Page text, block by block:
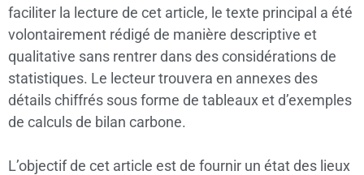
faciliter la lecture de cet article, le texte principal a été
volontairement rédigé de manière descriptive et
qualitative sans rentrer dans des considérations de
statistiques. Le lecteur trouvera en annexes des
détails chiffrés sous forme de tableaux et d’exemples
de calculs de bilan carbone.
L’objectif de cet article est de fournir un état des lieux